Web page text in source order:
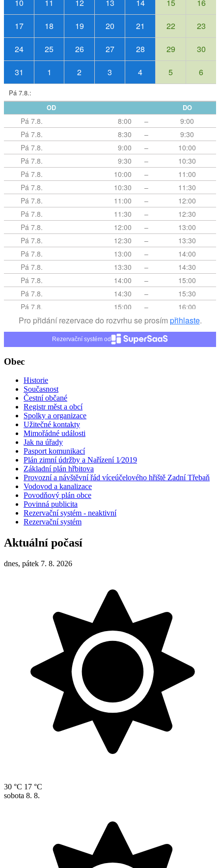
Rezervační systém od
Obec
Historie
Současnost
Čestní občané
Registr měst a obcí
Spolky a organizace
Užitečné kontakty
Mimořádné události
Jak na úřady
Pasport komunikací
Plán zimní údržby a Nařízení 1⁄2019
Základní plán hřbitova
Provozní a návštěvní řád víceúčelového hřiště Zadní Třebaň
Vodovod a kanalizace
Povodňový plán obce
Povinná publicita
Rezervační systém - neaktivní
Rezervační systém
Aktuální počasí
dnes, pátek 7. 8. 2026
30 °C 17 °C
sobota 8. 8.